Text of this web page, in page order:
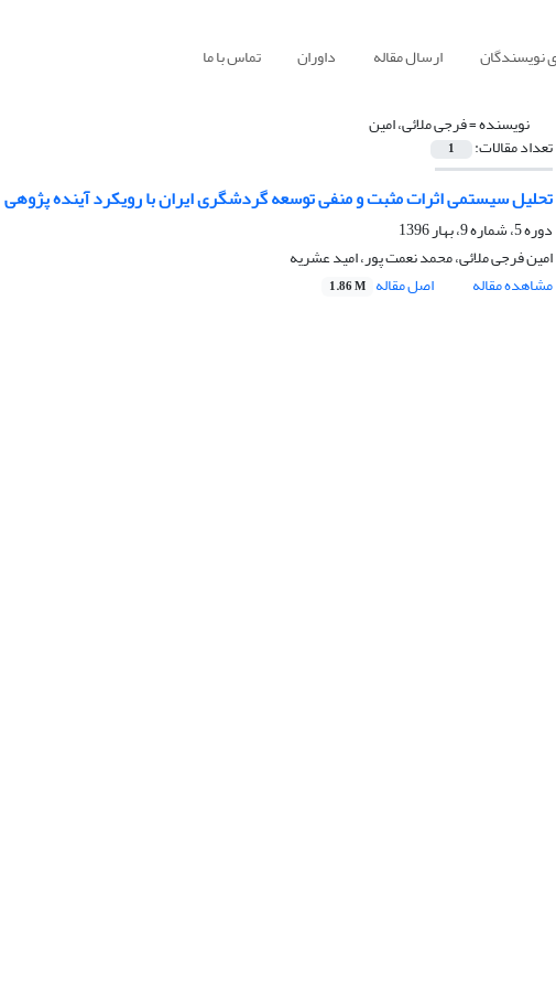
نویسندگان ارسال مقاله داوران تماس با ما
نویسنده =فرجی ملائی، امین
تعداد مقالات: 1
تحلیل سیستمی اثرات مثبت و منفی توسعه گردشگری ایران با رویکرد آینده پژوهی
دوره 5، شماره 9، بهار 1396
امین فرجی ملائی، محمد نعمت پور، امید عشریه
مشاهده مقاله
اصل مقاله 1.86 M